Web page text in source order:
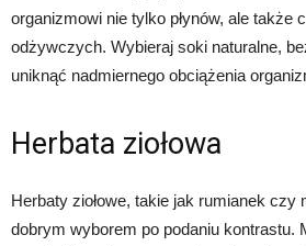
organizmowi nie tylko płynów, ale także
odżywczych. Wybieraj soki naturalne,
uniknąć nadmiernego obciążenia
Herbata ziołowa
Herbaty ziołowe, takie jak rumianek czy
dobrym wyborem po podaniu kontrastu.